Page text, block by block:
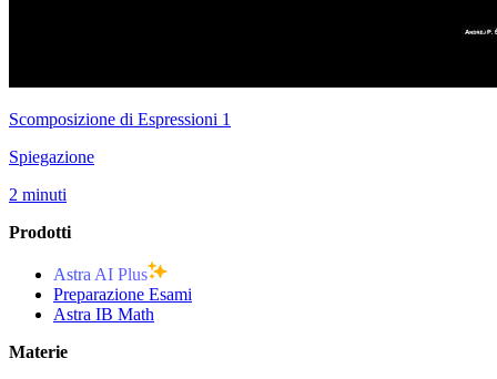
Scomposizione di Espressioni 1
Spiegazione
2 minuti
Prodotti
Astra AI Plus
Preparazione Esami
Astra IB Math
Materie